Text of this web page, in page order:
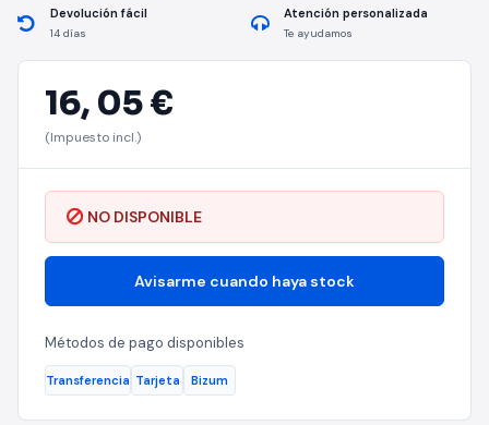
Devolución fácil
14 días
Atención personalizada
Te ayudamos
16, 05 €
(Impuesto incl.)
NO DISPONIBLE
Avisarme cuando haya stock
Métodos de pago disponibles
Transferencia Tarjeta Bizum